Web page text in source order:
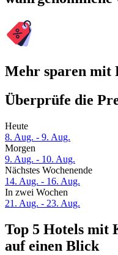
Mehr sparen mit
Überprüfe die
Heute
8. Aug. - 9. Aug.
Morgen
9. Aug. - 10. Aug.
Nächstes Wochenende
14. Aug. - 16. Aug.
In zwei Wochen
21. Aug. - 23. Aug.
Top 5 Hotels mit
auf einen Blick